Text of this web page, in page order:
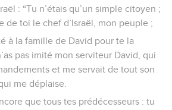
: “Tu n’étais qu’un simple citoyen ;
de toi le chef d’Israël, mon peuple ;
à la famille de David pour te la
pas imité mon serviteur David, qui
et me servait de tout son
me déplaise.
que tous tes prédécesseurs : tu